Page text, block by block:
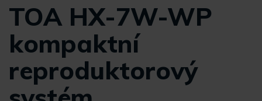
TOA HX-7W-WP
kompaktní
reproduktorový